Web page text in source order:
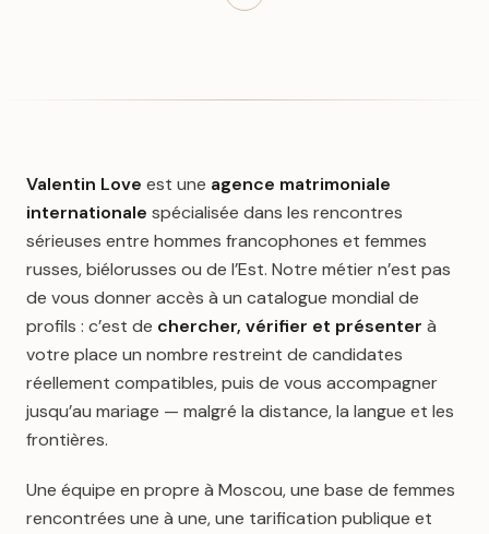
Valentin Love est une agence matrimoniale
internationale spécialisée dans les rencontres
sérieuses entre hommes francophones et femmes
russes, biélorusses ou de l’Est. Notre métier n’est pas
de vous donner accès à un catalogue mondial de
profils : c’est de chercher, vérifier et présenter à
votre place un nombre restreint de candidates
réellement compatibles, puis de vous accompagner
jusqu’au mariage — malgré la distance, la langue et les
frontières.
Une équipe en propre à Moscou, une base de femmes
rencontrées une à une, une tarification publique et